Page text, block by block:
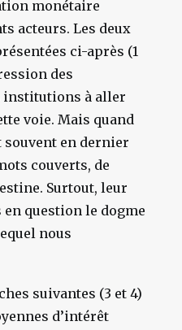
monétaire
acteurs. Les deux
ci-après (1
des
institutions à aller
voie. Mais quand
souvent en dernier
couverts, de
Surtout, leur
question le dogme
nous
suivantes (3 et 4)
d’intérêt